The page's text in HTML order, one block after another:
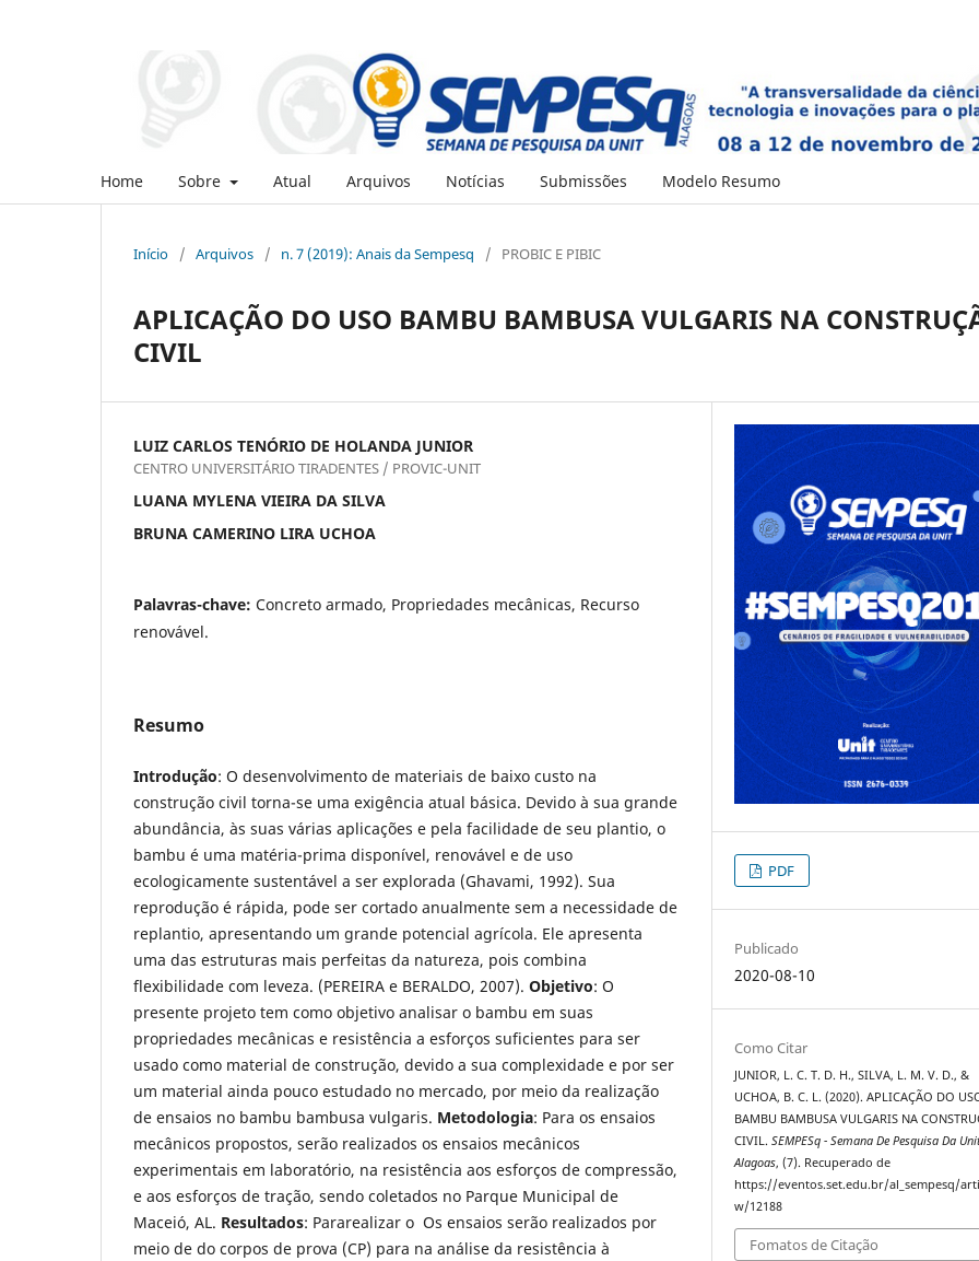
Home Sobre Atual Arquivos Notícias Submissões Modelo Resumo
Início / Arquivos / n. 7 (2019): Anais da Sempesq / PROBIC E PIBIC
APLICAÇÃO DO USO BAMBU BAMBUSA VULGARIS NA
CIVIL
LUIZ CARLOS TENÓRIO DE HOLANDA JUNIOR
CENTRO UNIVERSITÁRIO TIRADENTES / PROVIC-UNIT
LUANA MYLENA VIEIRA DA SILVA
BRUNA CAMERINO LIRA UCHOA
Palavras-chave: Concreto armado, Propriedades mecânicas, Recurso
renovável.
Resumo
Introdução: O desenvolvimento de materiais de baixo custo na
construção civil torna-se uma exigência atual básica. Devido à sua grande
abundância, às suas várias aplicações e pela facilidade de seu plantio, o
bambu é uma matéria-prima disponível, renovável e de uso
ecologicamente sustentável a ser explorada (Ghavami, 1992). Sua
reprodução é rápida, pode ser cortado anualmente sem a necessidade de
replantio, apresentando um grande potencial agrícola. Ele apresenta
uma das estruturas mais perfeitas da natureza, pois combina
flexibilidade com leveza. (PEREIRA e BERALDO, 2007). Objetivo: O
presente projeto tem como objetivo analisar o bambu em suas
propriedades mecânicas e resistência a esforços suficientes para ser
usado como material de construção, devido a sua complexidade e por ser
um material ainda pouco estudado no mercado, por meio da realização
de ensaios no bambu bambusa vulgaris. Metodologia: Para os ensaios
mecânicos propostos, serão realizados os ensaios mecânicos
experimentais em laboratório, na resistência aos esforços de compressão,
e aos esforços de tração, sendo coletados no Parque Municipal de
Maceió, AL. Resultados: Pararealizar o Os ensaios serão realizados por
meio de do corpos de prova (CP) para na análise da resistência à
PDF
Publicado
2020-08-10
Como Citar
JUNIOR, L. C. T. D. H., SILVA, L. M. V. D., &
UCHOA, B. C. L. (2020). APLICAÇÃO DO
BAMBU BAMBUSA VULGARIS NA
CIVIL.SEMPESq - Semana De Pesquisa Da
Alagoas, (7). Recuperado de
https://eventos.set.edu.br/al_sempesq/
w/12188
Fomatos de Citação